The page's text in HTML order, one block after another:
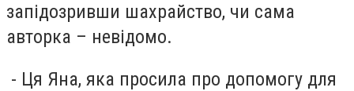
запідозривши шахрайство, чи сама
авторка – невідомо.
- Ця Яна, яка просила про допомогу для